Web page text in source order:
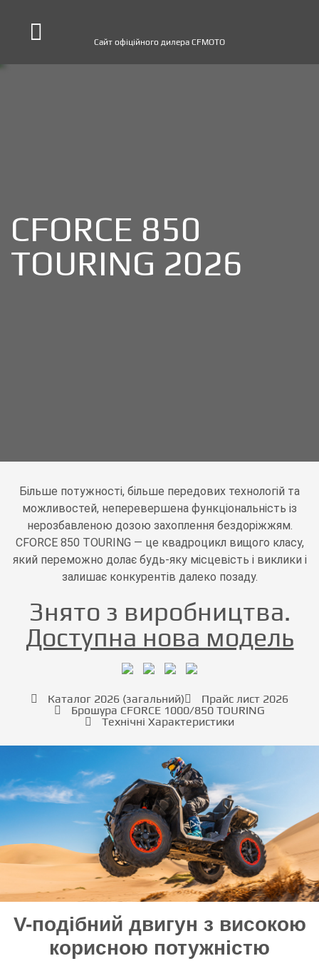
Сайт офіційного дилера CFMOTO
CFORCE 850
TOURING 2026
Більше потужності, більше передових технологій та
можливостей, неперевершена функціональність із
нерозбавленою дозою захоплення бездоріжжям.
CFORCE 850 TOURING — це квадроцикл вищого класу,
який переможно долає будь-яку місцевість і виклики і
залишає конкурентів далеко позаду.
Знято з виробництва.
Доступна нова модель
Каталог 2026 (загальний)
Прайс лист 2026
Брошура CFORCE 1000/850 TOURING
Технічні Характеристики
V-подібний двигун з високою
корисною потужністю